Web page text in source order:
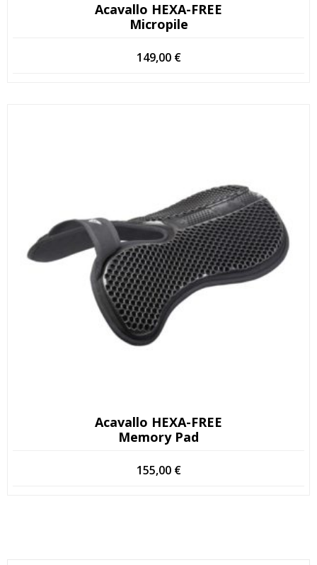
Acavallo HEXA-FREE
Micropile
149,00 €
Acavallo HEXA-FREE
Memory Pad
155,00 €